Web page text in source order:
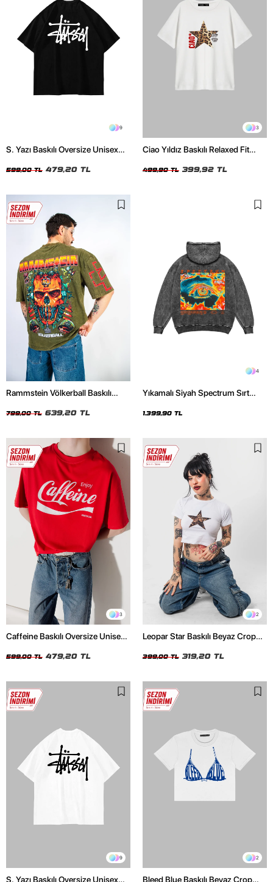
9
S. Yazı Baskılı Oversize Unisex
599,00 TL 479,20 TL
3
Ciao Yıldız Baskılı Relaxed Fit
499,90 TL 399,92 TL
Rammstein Völkerball Baskılı
Tshirt
799,00 TL 639,20 TL
4
Yıkamalı Siyah Spectrum Sırt
1.399,90 TL
3
Caffeine Baskılı Oversize Unisex
599,00 TL 479,20 TL
2
Leopar Star Baskılı Beyaz Crop
399,00 TL 319,20 TL
9
S. Yazı Baskılı Oversize Unisex
2
Bleed Blue Baskılı Beyaz Crop